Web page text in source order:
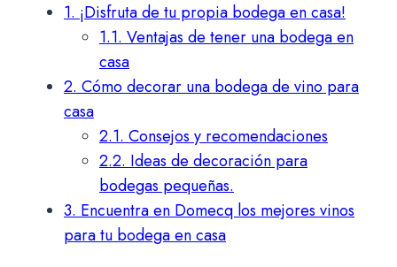
1.¡Disfruta de tu propia bodega en casa!
1.1.Ventajas de tener una bodega en
casa
2.Cómo decorar una bodega de vino para
casa
2.1.Consejos y recomendaciones
2.2.Ideas de decoración para
bodegas pequeñas.
3.Encuentra en Domecq los mejores vinos
para tu bodega en casa